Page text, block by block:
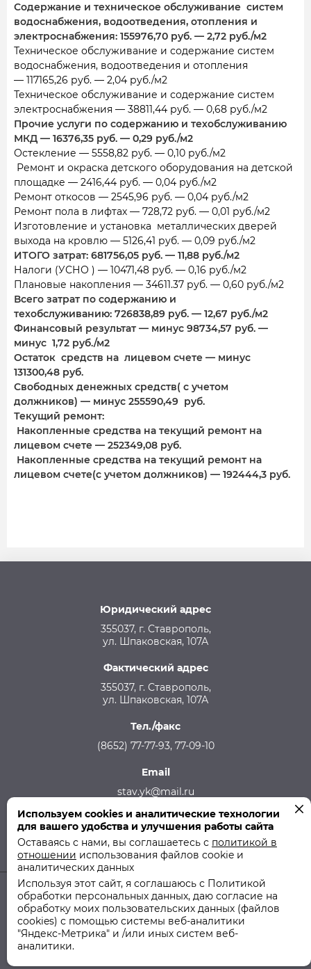
Содержание и техническое обслуживание систем
водоснабжения, водоотведения, отопления и
электроснабжения: 155976,70 руб. — 2,72 руб./м2
Техническое обслуживание и содержание систем
водоснабжения, водоотведения и отопления
— 117165,26 руб. — 2,04 руб./м2
Техническое обслуживание и содержание систем
электроснабжения — 38811,44 руб. — 0,68 руб./м2
Прочие услуги по содержанию и техобслуживанию
МКД — 16376,35 руб. — 0,29 руб./м2
Остекление — 5558,82 руб. — 0,10 руб./м2
Ремонт и окраска детского оборудования на детской
площадке — 2416,44 руб. — 0,04 руб./м2
Ремонт откосов — 2545,96 руб. — 0,04 руб./м2
Ремонт пола в лифтах — 728,72 руб. — 0,01 руб./м2
Изготовление и установка металлических дверей
выхода на кровлю — 5126,41 руб. — 0,09 руб./м2
ИТОГО затрат: 681756,05 руб. — 11,88 руб./м2
Налоги (УСНО ) — 10471,48 руб. — 0,16 руб./м2
Плановые накопления — 34611.37 руб. — 0,60 руб./м2
Всего затрат по содержанию и
техобслуживанию: 726838,89 руб. — 12,67 руб./м2
Финансовый результат — минус 98734,57 руб. —
минус 1,72 руб./м2
Остаток средств на лицевом счете — минус
131300,48 руб.
Свободных денежных средств( с учетом
должников) — минус 255590,49 руб.
Текущий ремонт:
Накопленные средства на текущий ремонт на
лицевом счете — 252349,08 руб.
Накопленные средства на текущий ремонт на
лицевом счете(с учетом должников) — 192444,3 руб.
Юридический адрес
355037, г. Ставрополь,
ул. Шпаковская, 107А
Фактический адрес
355037, г. Ставрополь,
ул. Шпаковская, 107А
Тел./факс
(8652) 77-77-93, 77-09-10
Email
stav.yk@mail.ru
Телефон аварийной службы
215-957, 8-928-301-92-08 (круглосуточно)
© 2011-2026 ООО "СТУК" | ООО "Ставропольская Управляющая
Политика использования файлов cookie
Используем cookies и аналитические технологии
для вашего удобства и улучшения работы сайта
Оставаясь с нами, вы соглашаетесь с политикой в
отношении использования файлов cookie и
аналитических данных
Используя этот сайт, я соглашаюсь с Политикой
обработки персональных данных, даю согласие на
обработку моих пользовательских данных (файлов
cookies) с помощью системы веб-аналитики
"Яндекс-Метрика" и /или иных систем веб-
аналитики.